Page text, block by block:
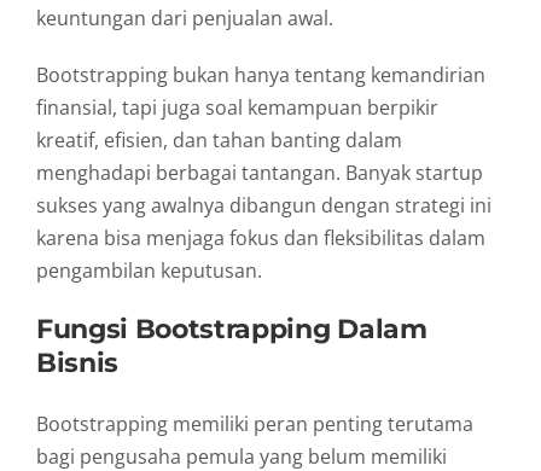
keuntungan dari penjualan awal.
Bootstrapping bukan hanya tentang kemandirian
finansial, tapi juga soal kemampuan berpikir
kreatif, efisien, dan tahan banting dalam
menghadapi berbagai tantangan. Banyak startup
sukses yangawalnya dibangun dengan strategi ini
karena bisa menjaga fokus dan fleksibilitas dalam
pengambilan keputusan.
Fungsi Bootstrapping Dalam
Bisnis
Bootstrapping memiliki peran pentingterutama
bagi pengusaha pemula yang belum memiliki